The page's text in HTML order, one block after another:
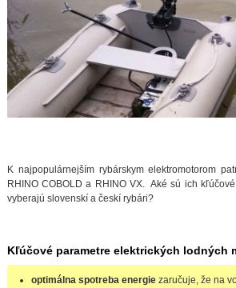
K najpopulárnejším rybárskym elektromotorom
RHINO COBOLD a RHINO VX. Aké sú ich
vyberajú slovenskí a českí rybári?
Kľúčové parametre elektrických lodných
optimálna spotreba energie zaručuje, že na